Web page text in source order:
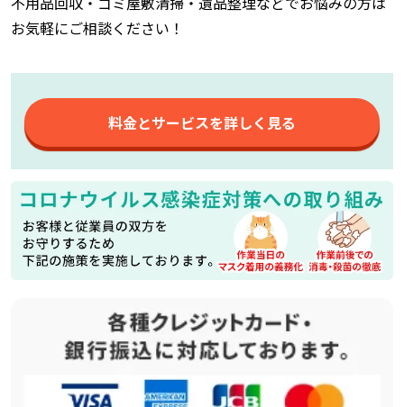
お気軽にご相談ください！
料金とサービスを詳しく見る